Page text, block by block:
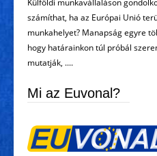
Külföldi munkavállaláson
számíthat, ha az Európai Unió
munkahelyet? Manapság egyre
hogy határainkon túl próbál
mutatják, ....
Mi az Euvonal?